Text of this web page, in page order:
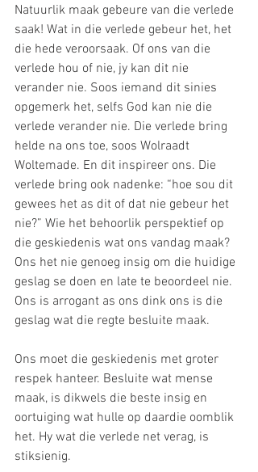
Natuurlik maak gebeure van die verlede
saak! Wat in die verlede gebeur het, het
die hede veroorsaak. Of ons van die
verlede hou of nie, jy kan dit nie
verander nie. Soos iemand dit sinies
opgemerk het, selfs God kan nie die
verlede verander nie. Die verlede bring
helde na ons toe, soos Wolraadt
Woltemade. En dit inspireer ons. Die
verlede bring ook nadenke: “hoe sou dit
gewees het as dit of dat nie gebeur het
nie?” Wie het behoorlik perspektief op
die geskiedenis wat ons vandag maak?
Ons het nie genoeg insig om die huidige
geslag se doen en late te beoordeel nie.
Ons is arrogant as ons dink ons is die
geslag wat die regte besluite maak.
Ons moet die geskiedenis met groter
respek hanteer. Besluite wat mense
maak, is dikwels die beste insig en
oortuiging wat hulle op daardie oomblik
het. Hy wat die verlede net verag, is
stiksienig.